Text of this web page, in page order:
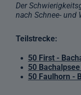
Der
nach Schnee- und
Teilstrecke:
50 First -
50
50 Faulhorn -